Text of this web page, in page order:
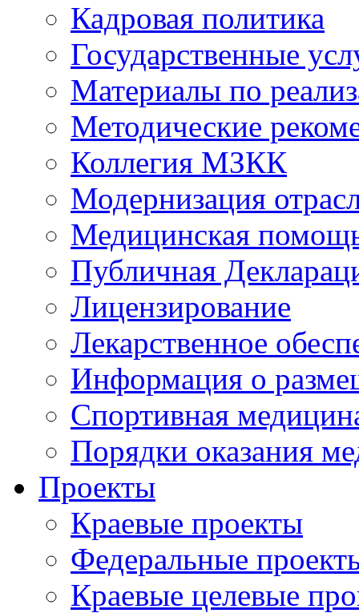
Кадровая политика
Государственные
Материалы по
Методические
Коллегия МЗКК
Модернизация
Медицинская
Публичная
Лицензирование
Лекарственное
Информация о
Спортивная
Порядки оказания
Проекты
Краевые проекты
Федеральные
Краевые целевые